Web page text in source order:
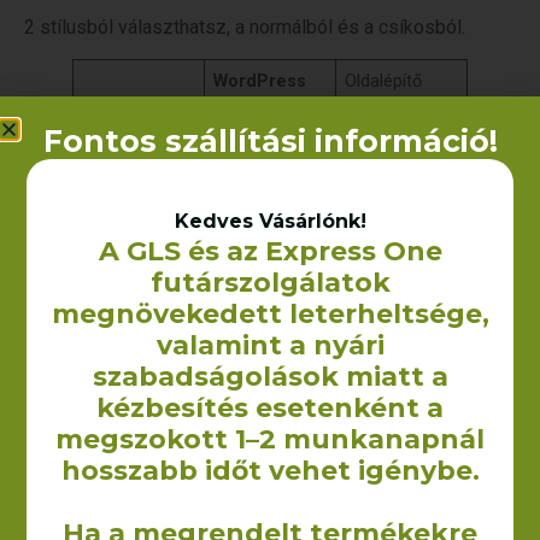
2 stílusból választhatsz, a normálból és a csíkosból.
WordPress Oldalépítő
Alaprendszer
felépítése
Oldalak
elkészítése
évente
Gomb
Megnézem a tanfolyamokat
Kód
<!-- wp:paragraph -->
<p>Ez egy sima bekezdés blokk. Jó sokat
fogod használni, ebből áll a cikked
blokkot jelent, szóval, ha "Enter"-t
Fontos szállítási információ!
Kedves Vásárlónk!
A GLS és az Express One
futárszolgálatok
megnövekedett leterheltsége,
valamint a nyári
szabadságolások miatt a
kézbesítés esetenként a
megszokott 1–2 munkanapnál
hosszabb időt vehet igénybe.
Ha a megrendelt termékekre